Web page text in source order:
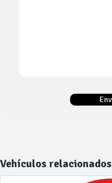
Vehículos relacionados